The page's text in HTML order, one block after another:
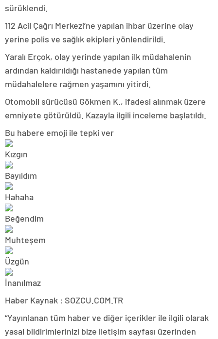
sürüklendi.
112 Acil Çağrı Merkezi’ne yapılan ihbar üzerine olay
yerine polis ve sağlık ekipleri yönlendirildi.
Yaralı Erçok, olay yerinde yapılan ilk müdahalenin
ardından kaldırıldığı hastanede yapılan tüm
müdahalelere rağmen yaşamını yitirdi.
Otomobil sürücüsü Gökmen K., ifadesi alınmak üzere
emniyete götürüldü. Kazayla ilgili inceleme başlatıldı.
Bu habere emoji ile tepki ver
Haber Kaynak : SOZCU.COM.TR
“Yayınlanan tüm haber ve diğer içerikler ile ilgili olarak
yasal bildirimlerinizi bize iletişim sayfası üzerinden